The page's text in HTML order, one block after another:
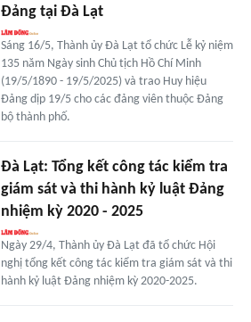
Đảng tại Đà Lạt
Sáng 16/5, Thành ủy Đà Lạt tổ chức Lễ kỷ niệm
135 năm Ngày sinh Chủ tịch Hồ Chí Minh
(19/5/1890 - 19/5/2025) và trao Huy hiệu
Đảng dịp 19/5 cho các đảng viên thuộc Đảng
bộ thành phố.
Đà Lạt: Tổng kết công tác kiểm tra
giám sát và thi hành kỷ luật Đảng
nhiệm kỳ 2020 - 2025
Ngày 29/4, Thành ủy Đà Lạt đã tổ chức Hội
nghị tổng kết công tác kiểm tra giám sát và thi
hành kỷ luật Đảng nhiệm kỳ 2020-2025.